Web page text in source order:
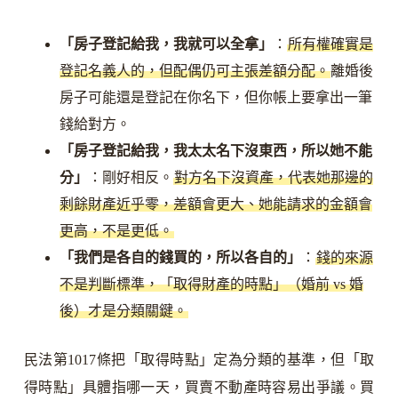
「房子登記給我，我就可以全拿」 ： 所有權確實是
登記名義人的，但配偶仍可主張差額分配。離婚後
房子可能還是登記在你名下，但你帳上要拿出一筆
錢給對方。
「房子登記給我，我太太名下沒東西，所以她不能
分」
：剛好相反。 對方名下沒資產，代表她那邊的
剩餘財產近乎零，差額會更大、她能請求的金額會
更高，不是更低。
「我們是各自的錢買的，所以各自的」
： 錢的來源
不是判斷標準，「取得財產的時點」（婚前 vs 婚
後）才是分類關鍵。
民法第1017條把「取得時點」定為分類的基準，但「取
得時點」具體指哪一天，買賣不動產時容易出爭議。買